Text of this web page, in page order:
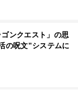
ンクエスト」の思
の呪文”システムに